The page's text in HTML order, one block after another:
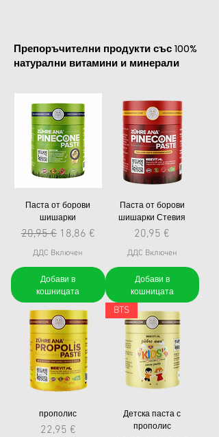
Препоръчителни продукти със 100%
натурални витамини и минерали
Паста от борови
шишарки
Редовна цена
20,95 € Продажна цена
18,86 €
ДДС Включен
Добави в
кошницата
Паста от борови
шишарки Стевия
Цена
20,95 €
ДДС Включен
Добави в
кошницата
прополис
Цена
22,95 €
BTS
Детска паста с
прополис